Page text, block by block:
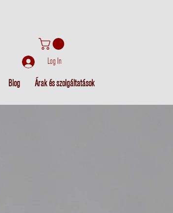
Log In
Blog Árak és szolgáltatások